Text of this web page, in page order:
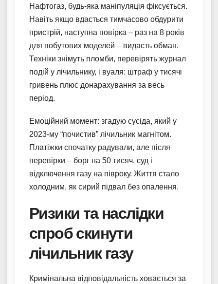
Нафтогаз, будь-яка маніпуляція фіксується.
Навіть якщо вдасться тимчасово обдурити
пристрій, наступна повірка – раз на 8 років
для побутових моделей – видасть обман.
Техніки знімуть пломби, перевірять журнал
подій у лічильнику, і вуаля: штраф у тисячі
гривень плюс донарахування за весь
період.
Емоційний момент: згадую сусіда, який у
2023-му “почистив” лічильник магнітом.
Платіжки спочатку радували, але після
перевірки – борг на 50 тисяч, суд і
відключення газу на півроку. Життя стало
холодним, як сирий підвал без опалення.
Ризики та наслідки
спроб скинути
лічильник газу
Кримінальна відповідальність ховається за